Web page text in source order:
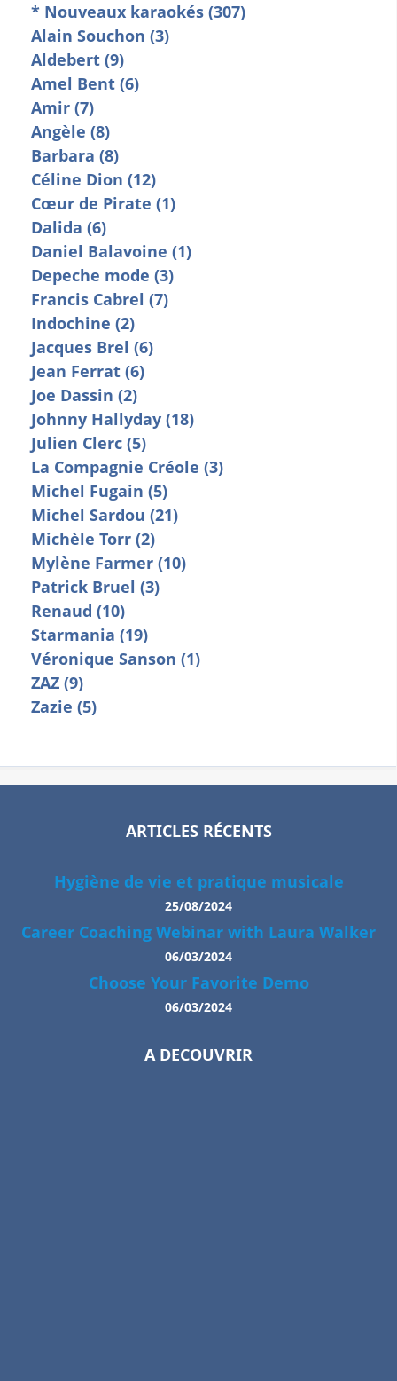
* Nouveaux karaokés (307)
Alain Souchon (3)
Aldebert (9)
Amel Bent (6)
Amir (7)
Angèle (8)
Barbara (8)
Céline Dion (12)
Cœur de Pirate (1)
Dalida (6)
Daniel Balavoine (1)
Depeche mode (3)
Francis Cabrel (7)
Indochine (2)
Jacques Brel (6)
Jean Ferrat (6)
Joe Dassin (2)
Johnny Hallyday (18)
Julien Clerc (5)
La Compagnie Créole (3)
Michel Fugain (5)
Michel Sardou (21)
Michèle Torr (2)
Mylène Farmer (10)
Patrick Bruel (3)
Renaud (10)
Starmania (19)
Véronique Sanson (1)
ZAZ (9)
Zazie (5)
ARTICLES RÉCENTS
Hygiène de vie et pratique musicale
25/08/2024
Career Coaching Webinar with Laura Walker
06/03/2024
Choose Your Favorite Demo
06/03/2024
A DECOUVRIR